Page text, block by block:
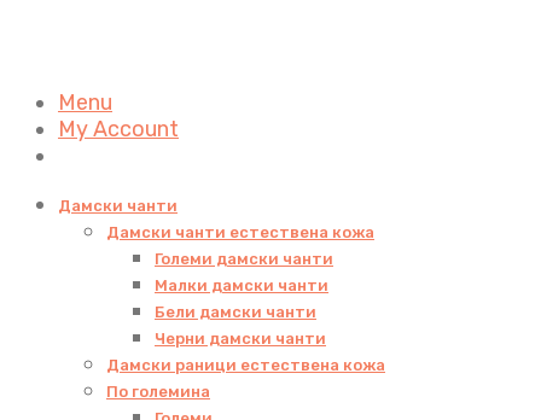
Menu
My Account
Дамски чанти
Дамски чанти естествена кожа
Големи дамски чанти
Малки дамски чанти
Бели дамски чанти
Черни дамски чанти
Дамски раници естествена кожа
По големина